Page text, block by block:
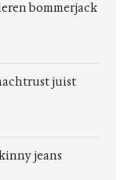
bommerjack
juist
jeans